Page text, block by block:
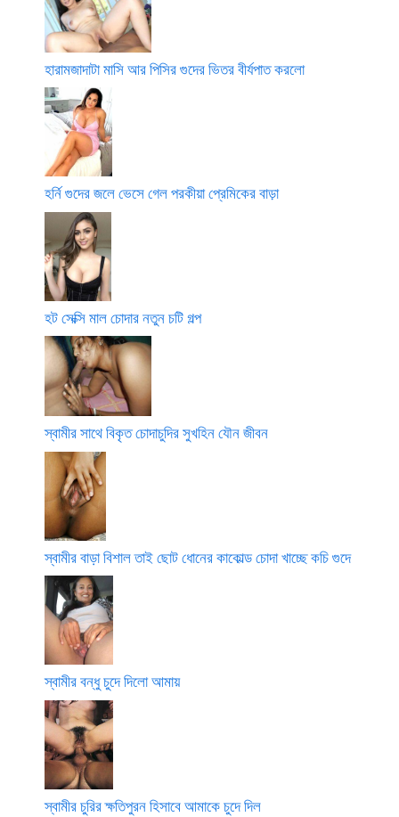
হারামজাদাটা মাসি আর পিসির গুদের ভিতর বীর্যপাত করলো
হর্নি গুদের জলে ভেসে গেল পরকীয়া প্রেমিকের বাড়া
হট সেক্সি মাল চোদার নতুন চটি গল্প
স্বামীর সাথে বিকৃত চোদাচুদির সুখহিন যৌন জীবন
স্বামীর বাড়া বিশাল তাই ছোট ধোনের কাকোল্ড চোদা খাচ্ছে কচি গুদে
স্বামীর বন্ধু চুদে দিলো আমায়
স্বামীর চুরির ক্ষতিপুরন হিসাবে আমাকে চুদে দিল